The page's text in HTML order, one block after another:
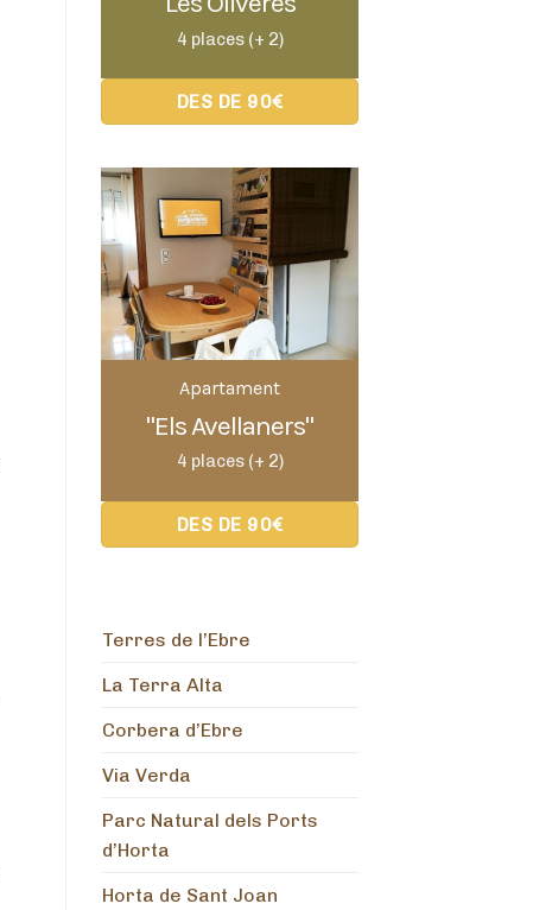
4 places (+ 2)
DES DE 90€
Apartament
"Els Avellaners"
4 places (+ 2)
DES DE 90€
Terres de l’Ebre
La Terra Alta
Corbera d’Ebre
Via Verda
Parc Natural dels Ports
d’Horta
Horta de Sant Joan